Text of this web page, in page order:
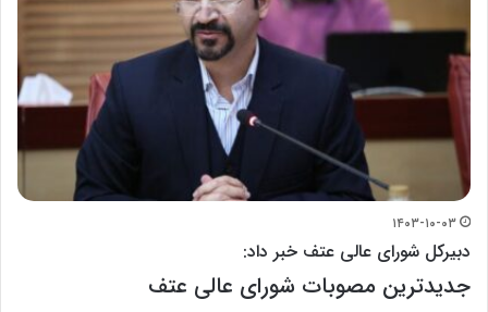
۱۴۰۳-۱۰-۰۳
دبیرکل شورای عالی عتف خبر داد:
جدیدترین مصوبات شورای عالی عتف